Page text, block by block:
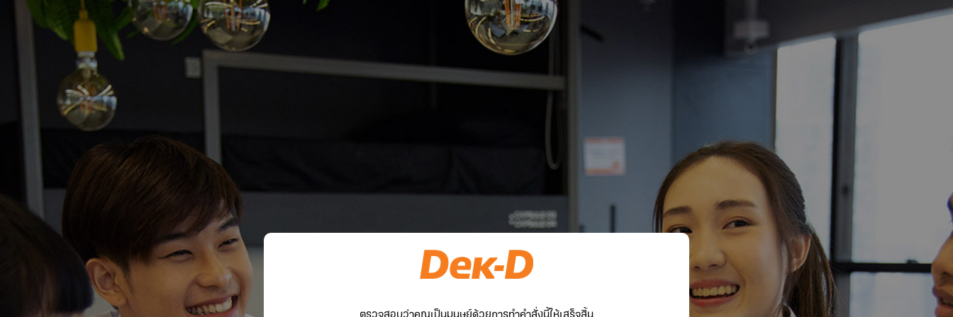
ตรวจสอบว่าคุณเป็นมนุษย์ด้วยการทำคำสั่งนี้ให้เสร็จสิ้น